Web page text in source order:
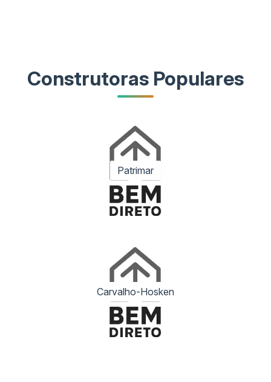
Construtoras Populares
Patrimar
Carvalho-Hosken